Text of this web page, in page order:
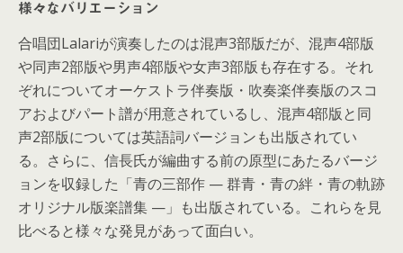
様々なバリエーション
合唱団Lalariが演奏したのは混声3部版だが、混声4部版
や同声2部版や男声4部版や女声3部版も存在する。それ
ぞれについてオーケストラ伴奏版・吹奏楽伴奏版のスコ
アおよびパート譜が用意されているし、混声4部版と同
声2部版については英語詞バージョンも出版されてい
る。さらに、信長氏が編曲する前の原型にあたるバージ
ョンを収録した「青の三部作 — 群青・青の絆・青の軌跡
オリジナル版楽譜集 —」も出版されている。これらを見
比べると様々な発見があって面白い。